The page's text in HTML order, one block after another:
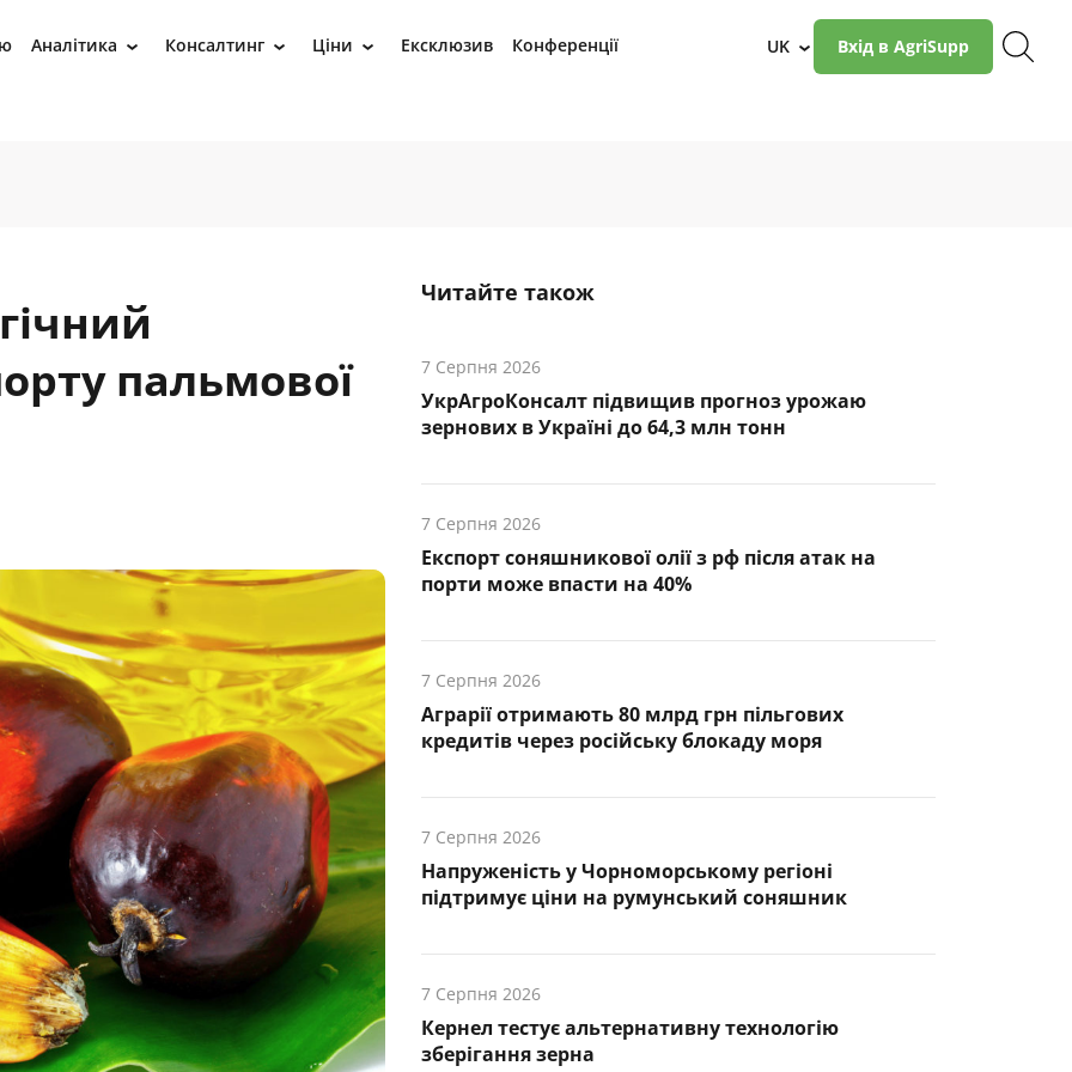
Аналітика › Консалтинг › Ціни › Ексклюзив Конференції UK › Вхід в AgriSupp
пальмової
Читайте також
7 Серпня 2026
УкрАгроКонсалт підвищив прогноз урожаю
зернових в Україні до 64,3 млн тонн
7 Серпня 2026
Експорт соняшникової олії з рф після атак на
порти може впасти на 40%
7 Серпня 2026
Аграрії отримають 80 млрд грн пільгових
кредитів через російську блокаду моря
7 Серпня 2026
Напруженість у Чорноморському регіоні
підтримує ціни на румунський соняшник
7 Серпня 2026
Кернел тестує альтернативну технологію
зберігання зерна